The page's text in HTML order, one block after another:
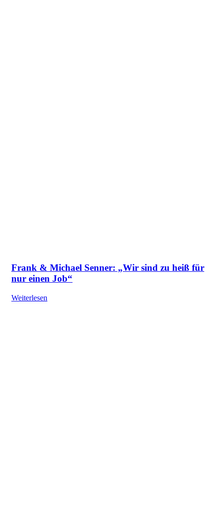
Frank & Michael Senner: „Wir sind zu heiß für
nur einen Job“
Weiterlesen